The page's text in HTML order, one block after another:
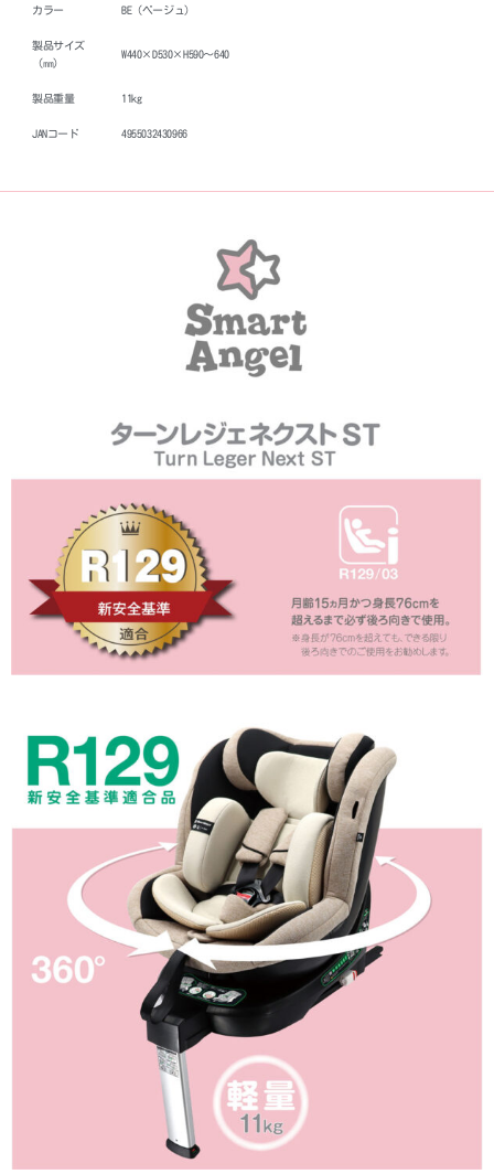
カラー BE（ベージュ）
製品サイズ
（㎜）
W440×D530×H590～640
製品重量 11kg
JANコード 4955032430966